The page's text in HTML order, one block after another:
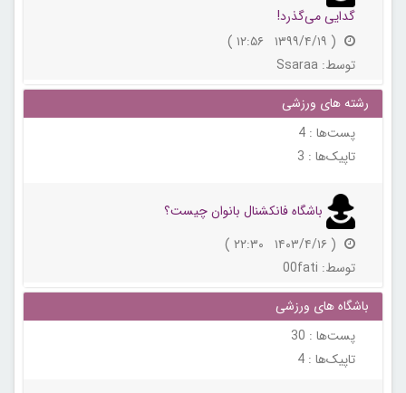
گدایی می‌گذرد!
( ۱۳۹۹/۴/۱۹ ۱۲:۵۶ )
توسط: Ssaraa
رشته های ورزشی
پست‌ها : 4
تاپیک‌ها : 3
باشگاه فانکشنال بانوان چیست؟
( ۱۴۰۳/۴/۱۶ ۲۲:۳۰ )
توسط: 00fati
باشگاه های ورزشی
پست‌ها : 30
تاپیک‌ها : 4